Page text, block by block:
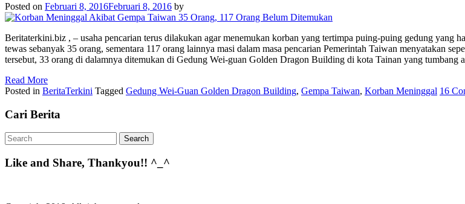
Posted on Februari 8, 2016Februari 8, 2016 by
Beritaterkini.biz , – usaha pencarian terus dilakukan agar menemukan korban yang tertimpa puing-puing gedung yang
tewas sebanyak 35 orang, sementara 117 orang lainnya masi dalam masa pencarian Pemerintah Taiwan menyatakan
tersebut, 33 orang di dalamnya ditemukan di Gedung Wei-guan Golden Dragon Building di kota Tainan yang tumbang
Read More
Posted in BeritaTerkini Tagged Gedung Wei-Guan Golden Dragon Building, Gempa Taiwan, Korban Meninggal 16
Cari Berita
Like and Share, Thankyou!! ^_^